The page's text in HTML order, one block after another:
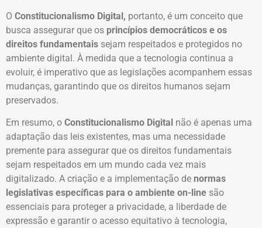
O Constitucionalismo Digital, portanto, é um conceito que
busca assegurar que os princípios democráticos e os
direitos fundamentais sejam respeitados e protegidos no
ambiente digital. À medida que a tecnologia continua a
evoluir, é imperativo que as legislações acompanhem essas
mudanças, garantindo que os direitos humanos sejam
preservados.
Em resumo, o Constitucionalismo Digital não é apenas uma
adaptação das leis existentes, mas uma necessidade
premente para assegurar que os direitos fundamentais
sejam respeitados em um mundo cada vez mais
digitalizado. A criação e a implementação de normas
legislativas específicas para o ambiente on-line são
essenciais para proteger a privacidade, a liberdade de
expressão e garantir o acesso equitativo à tecnologia,